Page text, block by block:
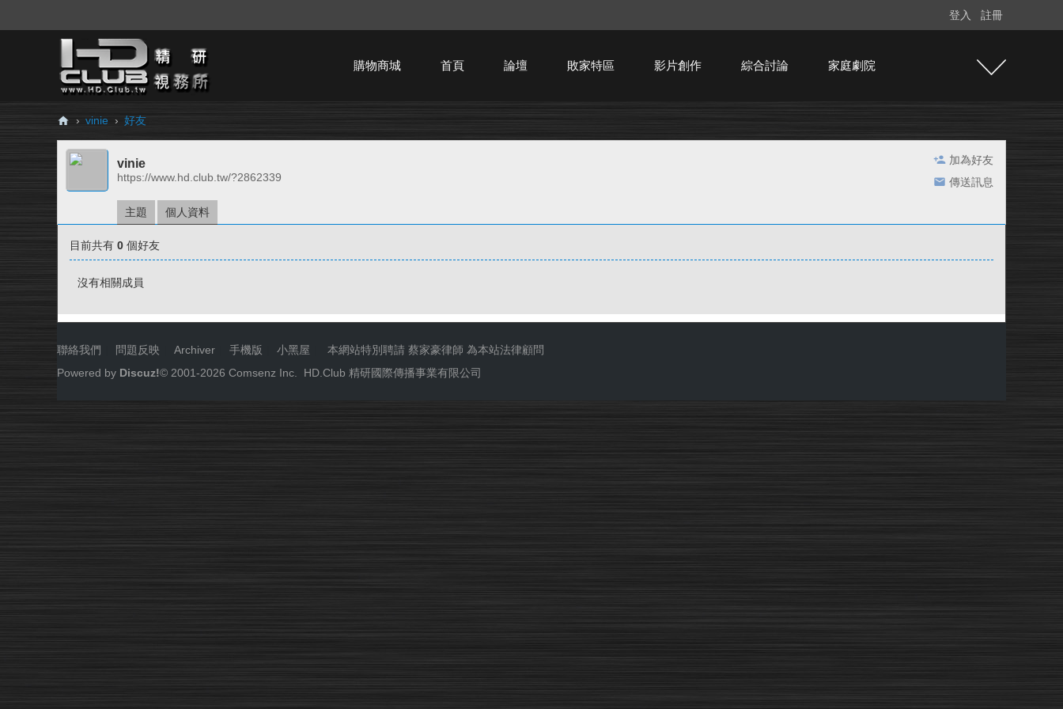
登入 註冊
購物商城 首頁 論壇 敗家特區 影片創作 綜合討論 家庭劇院
H
Cl
所
› vinie › 好友
加為好友
傳送訊息
vinie
https://www.hd.club.tw/?2862339
主題 個人資料
目前共有 0 個好友
沒有相關成員
聯絡我們 問題反映 Archiver 手機版 小黑屋 本網站特別聘請 蔡家豪律師 為本站法律顧問
Powered by Discuz!© 2001-2026 Comsenz Inc. HD.Club 精研國際傳播事業有限公司